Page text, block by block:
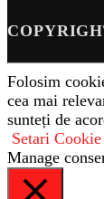
Folosim
cea mai
sunteți de
Setari Cookie
Manage